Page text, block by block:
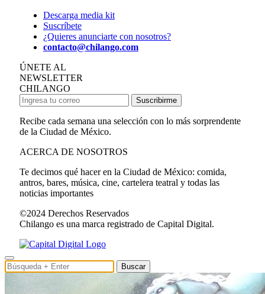
Descarga media kit
Suscríbete
¿Quieres anunciarte con nosotros?
contacto@chilango.com
ÚNETE AL
NEWSLETTER
CHILANGO
Suscribirme
Recibe cada semana una selección con lo más sorprendente
de la Ciudad de México.
ACERCA DE NOSOTROS
Te decimos qué hacer en la Ciudad de México: comida,
antros, bares, música, cine, cartelera teatral y todas las
noticias importantes
©2024 Derechos Reservados
Chilango es una marca registrado de Capital Digital.
Buscar